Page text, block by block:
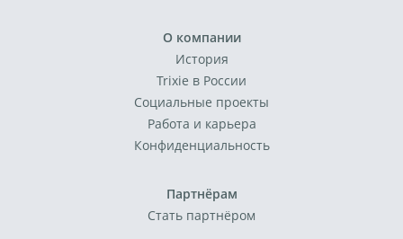
О компании
История
Trixie в России
Социальные проекты
Работа и карьера
Конфиденциальность
Партнёрам
Стать партнёром